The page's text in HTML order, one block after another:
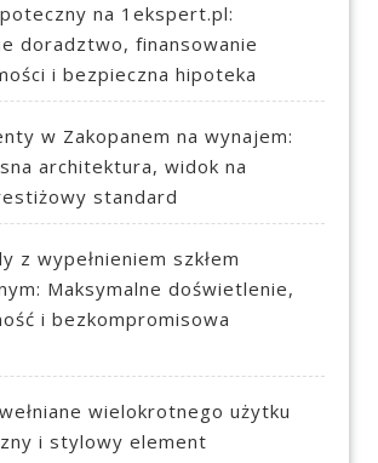
na 1ekspert.pl:
doradztwo, finansowanie
i bezpieczna hipoteka
w Zakopanem na wynajem:
architektura, widok na
standard
z wypełnieniem szkłem
Maksymalne doświetlenie,
i bezkompromisowa
wielokrotnego użytku
i stylowy element